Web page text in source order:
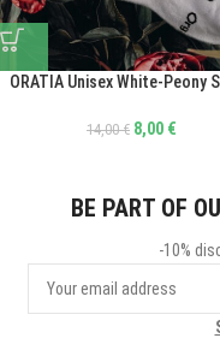
ORATIA Unisex White-Peony
14,00€ 8,00 €
BE PART OF
-10%